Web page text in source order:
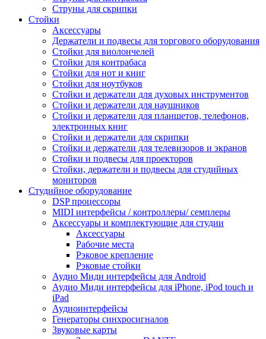
Струны для скрипки
Стойки
Аксессуары
Держатели и подвесы для торгового оборудования
Стойки для виолончелей
Стойки для контрабаса
Стойки для нот и книг
Стойки для ноутбуков
Стойки и держатели для духовых инструментов
Стойки и держатели для наушников
Стойки и держатели для планшетов, телефонов,
электронных книг
Стойки и держатели для скрипки
Стойки и держатели для телевизоров и экранов
Стойки и подвесы для проекторов
Стойки, держатели и подвесы для студийных
мониторов
Студийное оборудование
DSP процессоры
MIDI интерфейсы / контроллеры/ семплеры
Аксессуары и комплектующие для студии
Аксессуары
Рабочие места
Рэковое крепление
Рэковые стойки
Аудио Миди интерфейсы для Android
Аудио Миди интерфейсы для iPhone, iPod touch и
iPad
Аудиоинтерфейсы
Генераторы синхросигналов
Звуковые карты